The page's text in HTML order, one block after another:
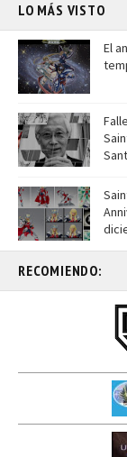
LO MÁS VISTO
El
RECOMIENDO: